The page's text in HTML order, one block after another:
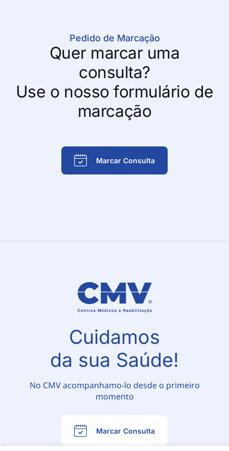
Pedido de Marcação
Quer marcar uma
consulta?
Use o nosso formulário de
marcação
Marcar Consulta
Cuidamos
da sua Saúde!
No CMV acompanhamo-lo desde o primeiro
momento
Marcar Consulta